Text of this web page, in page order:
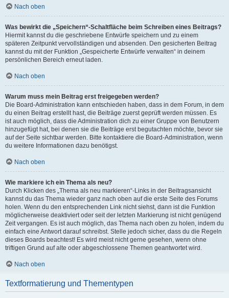
Nach oben
Was bewirkt die „Speichern“-Schaltfläche beim Schreiben eines Beitrags?
Hiermit kannst du die geschriebene Entwürfe speichern und zu einem
späteren Zeitpunkt vervollständigen und absenden. Den gesicherten Beitrag
kannst du mit der Funktion „Gespeicherte Entwürfe verwalten“ in deinem
persönlichen Bereich erneut laden.
Nach oben
Warum muss mein Beitrag erst freigegeben werden?
Die Board-Administration kann entschieden haben, dass in dem Forum, in dem
du einen Beitrag erstellt hast, die Beiträge zuerst geprüft werden müssen. Es
ist auch möglich, dass die Administration dich zu einer Gruppe von Benutzern
hinzugefügt hat, bei denen sie die Beiträge erst begutachten möchte, bevor sie
auf der Seite sichtbar werden. Bitte kontaktiere die Board-Administration, wenn
du weitere Informationen dazu benötigst.
Nach oben
Wie markiere ich ein Thema als neu?
Durch Klicken des „Thema als neu markieren“-Links in der Beitragsansicht
kannst du das Thema wieder ganz nach oben auf die erste Seite des Forums
holen. Wenn du den entsprechenden Link nicht siehst, dann ist die Funktion
möglicherweise deaktiviert oder seit der letzten Markierung ist nicht genügend
Zeit vergangen. Es ist auch möglich, das Thema nach oben zu holen, indem du
einfach eine Antwort darauf schreibst. Stelle jedoch sicher, dass du die Regeln
dieses Boards beachtest! Es wird meist nicht gerne gesehen, wenn ohne
triftigen Grund auf alte oder abgeschlossene Themen geantwortet wird.
Nach oben
Textformatierung und Thementypen